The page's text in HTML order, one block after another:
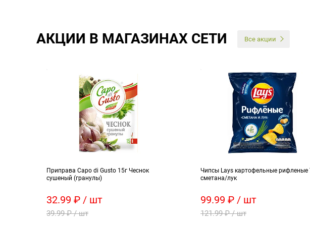
АКЦИИ В МАГАЗИНАХ СЕТИ Все акции
Приправа Capo di Gusto 15г Чеснок
сушеный (гранулы)
32.99 ₽ / шт
39.99 ₽ / шт
Чипсы Lays картофельные рифленые
сметана/лук
99.99 ₽ / шт
121.99 ₽ / шт